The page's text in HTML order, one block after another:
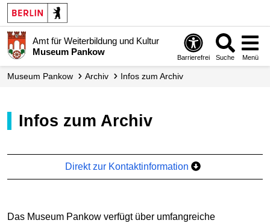
Amt für Weiterbildung und Kultur
Museum Pankow
Barrierefrei Suche Menü
Museum Pankow Archiv Infos zum Archiv
Infos zum Archiv
Direkt zur Kontaktinformation
Das Museum Pankow verfügt über umfangreiche